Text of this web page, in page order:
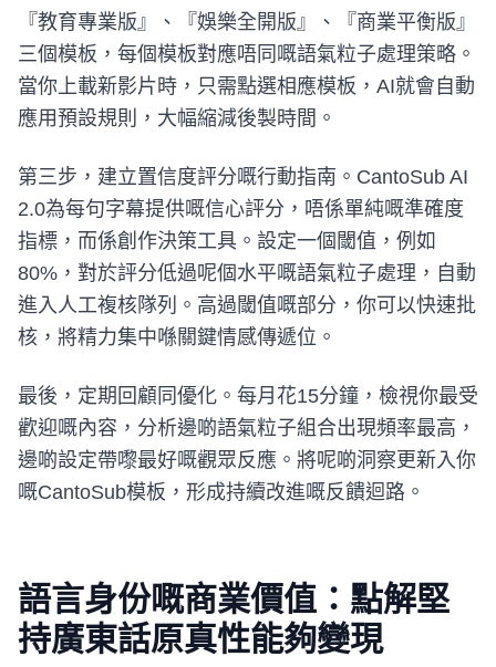
『教育專業版』、『娛樂全開版』、『商業平衡版』
三個模板，每個模板對應唔同嘅語氣粒子處理策略。
當你上載新影片時，只需點選相應模板，AI就會自動
應用預設規則，大幅縮減後製時間。
第三步，建立置信度評分嘅行動指南。CantoSub AI
2.0為每句字幕提供嘅信心評分，唔係單純嘅準確度
指標，而係創作決策工具。設定一個閾值，例如
80%，對於評分低過呢個水平嘅語氣粒子處理，自動
進入人工複核隊列。高過閾值嘅部分，你可以快速批
核，將精力集中喺關鍵情感傳遞位。
最後，定期回顧同優化。每月花15分鐘，檢視你最受
歡迎嘅內容，分析邊啲語氣粒子組合出現頻率最高，
邊啲設定帶嚟最好嘅觀眾反應。將呢啲洞察更新入你
嘅CantoSub模板，形成持續改進嘅反饋迴路。
語言身份嘅商業價值：點解堅
持廣東話原真性能夠變現